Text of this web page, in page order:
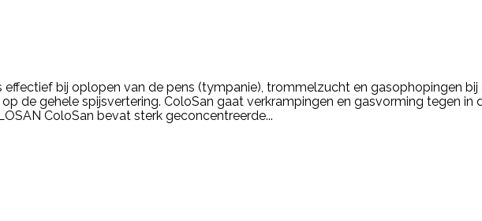
effectief bij oplopen van de pens (tympanie), trommelzucht en gasophopingen bij
de gehele spijsvertering. ColoSan gaat verkrampingen en gasvorming tegen
ColoSan bevat sterk geconcentreerde...